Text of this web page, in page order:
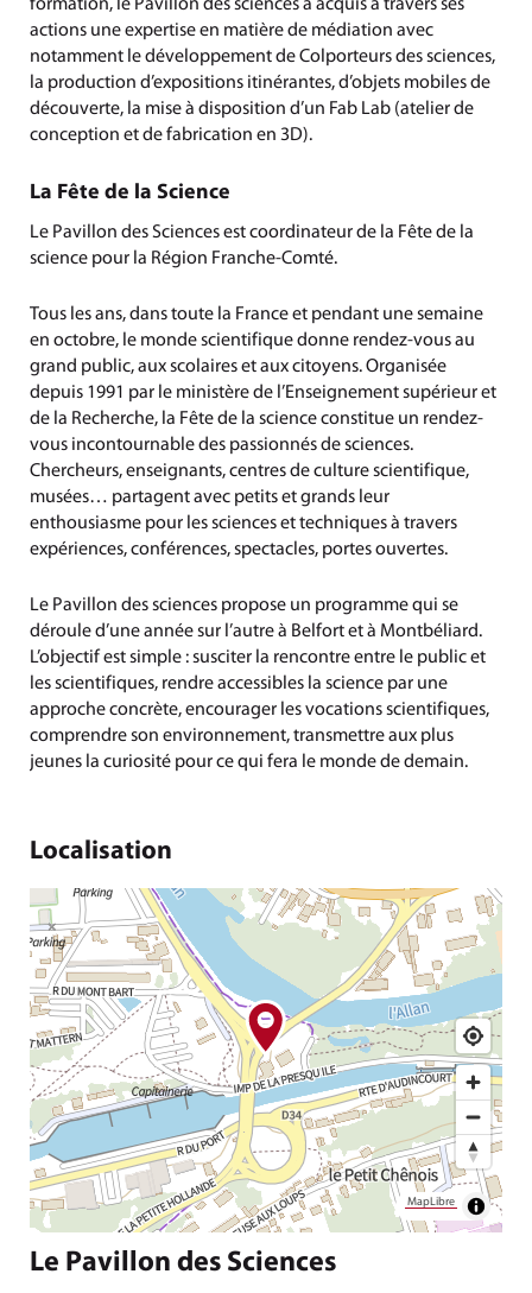
formation, le Pavillon des sciences a acquis à travers ses
actions une expertise en matière de médiation avec
notamment le développement de Colporteurs des sciences,
la production d’expositions itinérantes, d’objets mobiles de
découverte, la mise à disposition d’un Fab Lab (atelier de
conception et de fabrication en 3D).
La Fête de la Science
Le Pavillon des Sciences est coordinateur de la Fête de la
science pour la Région Franche-Comté.
Tous les ans, dans toute la France et pendant une semaine
en octobre, le monde scientifique donne rendez-vous au
grand public, aux scolaires et aux citoyens. Organisée
depuis 1991 par le ministère de l’Enseignement supérieur et
de la Recherche, la Fête de la science constitue un rendez-
vous incontournable des passionnés de sciences.
Chercheurs, enseignants, centres de culture scientifique,
musées… partagent avec petits et grands leur
enthousiasme pour les sciences et techniques à travers
expériences, conférences, spectacles, portes ouvertes.
Le Pavillon des sciences propose un programme qui se
déroule d’une année sur l’autre à Belfort et à Montbéliard.
L’objectif est simple : susciter la rencontre entre le public et
les scientifiques, rendre accessibles la science par une
approche concrète, encourager les vocations scientifiques,
comprendre son environnement, transmettre aux plus
jeunes la curiosité pour ce qui fera le monde de demain.
Localisation
MapLibre
Le Pavillon des Sciences